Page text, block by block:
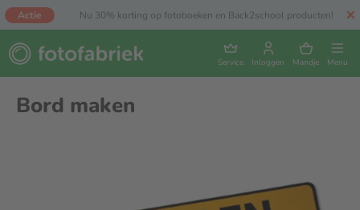
Actie Nu 30% korting op fotoboeken en Back2school producten!
Service Inloggen Mandje Menu
Bord maken